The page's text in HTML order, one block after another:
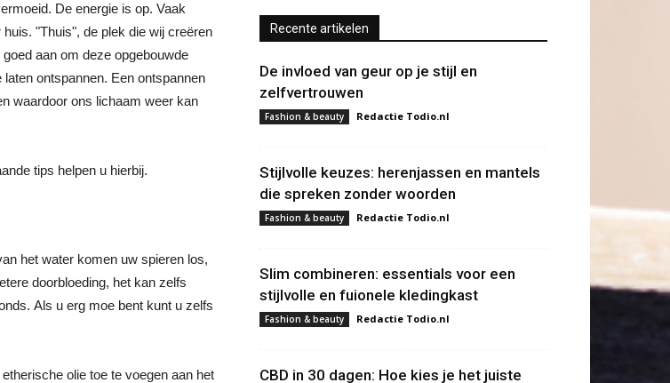
De energie is op. Vaak
"Thuis", de plek die wij creëren
aan om deze opgebouwde
ontspannen. Een ontspannen
waardoor ons lichaam weer kan
tips helpen u hierbij.
het water komen uw spieren los,
doorbloeding, het kan zelfs
Als u erg moe bent kunt u zelfs
olie toe te voegen aan het
Recente artikelen
De invloed van geur op je stijl en
zelfvertrouwen
Fashion & beauty Redactie Todio.nl
Stijlvolle keuzes: herenjassen en mantels
die spreken zonder woorden
Fashion & beauty Redactie Todio.nl
Slim combineren: essentials voor een
stijlvolle en fuionele kledingkast
Fashion & beauty Redactie Todio.nl
CBD in 30 dagen: Hoe kies je het juiste